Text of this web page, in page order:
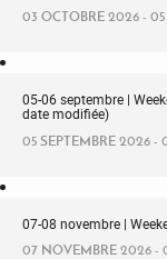
03 OCTOBRE 2026 -
05-06 septembre |
date modifiée)
05 SEPTEMBRE 2026 -
07-08 novembre |
07 NOVEMBRE 2026 -